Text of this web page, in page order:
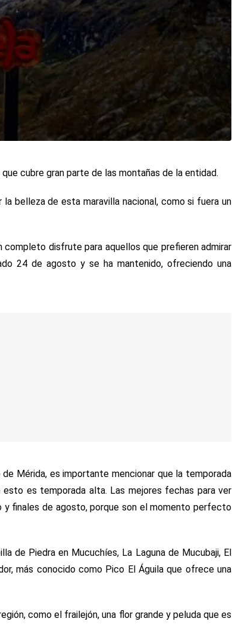
cubre gran parte de las montañas de la entidad.
belleza de esta maravilla nacional, como si fuera un
disfrute para aquellos que prefieren admirar
24 de agosto y se ha mantenido, ofreciendo una
Mérida, es importante mencionar que la temporada
es temporada alta. Las mejores fechas para ver
y finales de agosto, porque son el momento perfecto
de Piedra en Mucuchíes, La Laguna de Mucubaji, El
más conocido como Pico El Águila que ofrece una
como el frailejón, una flor grande y peluda que es